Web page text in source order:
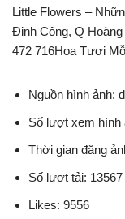
Little Flowers –
Định Công, Q
472 716Hoa Tươi
Nguồn hình ảnh:
Số lượt xem hình
Thời gian đăng
Số lượt tải: 13567
Likes: 9556